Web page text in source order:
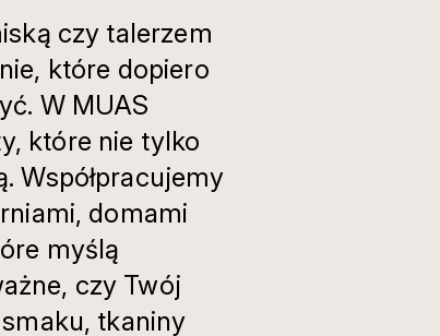
czy talerzem
które dopiero
W MUAS
które nie tylko
Współpracujemy
domami
myślą
czy Twój
tkaniny